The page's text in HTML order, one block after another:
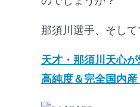
那須川選手、そし
天才・那須川天心
高純度＆完全国内